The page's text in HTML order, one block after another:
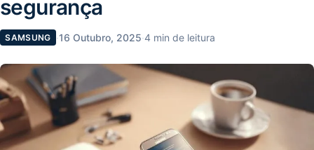
segurança
SAMSUNG ·16 Outubro, 2025·4 min de leitura